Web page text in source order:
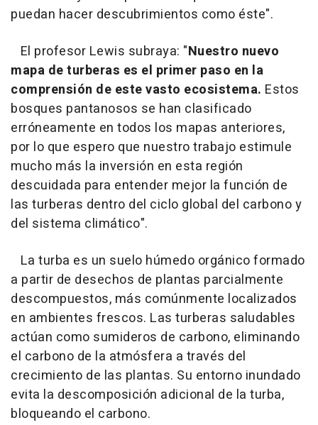
puedan hacer descubrimientos como éste".
El profesor Lewis subraya: "Nuestro nuevo
mapa de turberas es el primer paso en la
comprensión de este vasto ecosistema. Estos
bosques pantanosos se han clasificado
erróneamente en todos los mapas anteriores,
por lo que espero que nuestro trabajo estimule
mucho más la inversión en esta región
descuidada para entender mejor la función de
las turberas dentro del ciclo global del carbono y
del sistema climático".
La turba es un suelo húmedo orgánico formado
a partir de desechos de plantas parcialmente
descompuestos, más comúnmente localizados
en ambientes frescos. Las turberas saludables
actúan como sumideros de carbono, eliminando
el carbono de la atmósfera a través del
crecimiento de las plantas. Su entorno inundado
evita la descomposición adicional de la turba,
bloqueando el carbono.